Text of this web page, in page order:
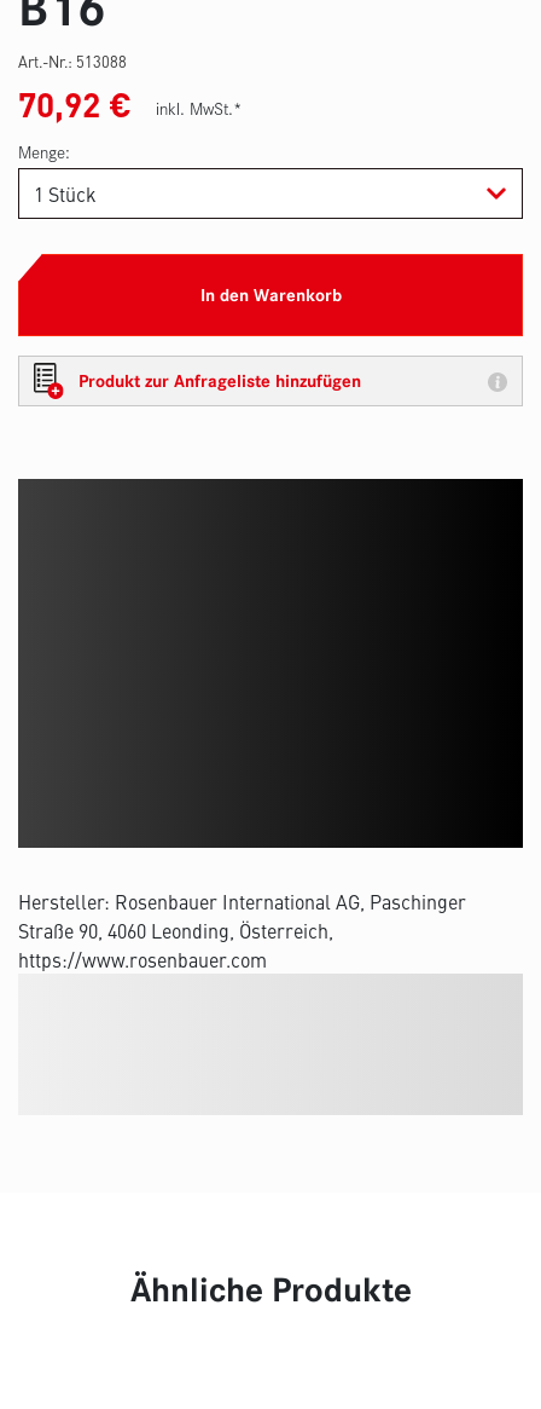
Art.-Nr.: 513088
70,92 €
inkl. MwSt.*
Menge:
In den Warenkorb
Produkt zur Anfrageliste hinzufügen
Hersteller: Rosenbauer International AG, Paschinger
Straße 90, 4060 Leonding, Österreich,
https://www.rosenbauer.com
Ähnliche Produkte